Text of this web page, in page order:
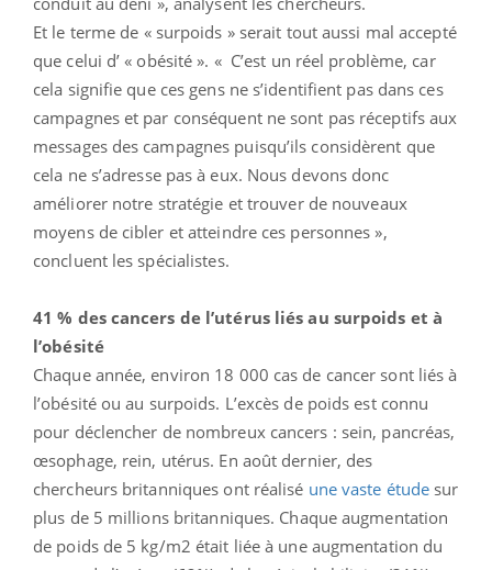
Et le terme de « surpoids » serait tout aussi mal accepté
que celui d’ « obésité ». « C’est un réel problème, car
cela signifie que ces gens ne s’identifient pas dans ces
campagnes et par conséquent ne sont pas réceptifs aux
messages des campagnes puisqu’ils considèrent que
cela ne s’adresse pas à eux. Nous devons donc
améliorer notre stratégie et trouver de nouveaux
moyens de cibler et atteindre ces personnes »,
concluent les spécialistes.
41 % des cancers de l’utérus liés au surpoids et à
l’obésité
Chaque année, environ 18 000 cas de cancer sont liés à
l’obésité ou au surpoids. L’excès de poids est connu
pour déclencher de nombreux cancers : sein, pancréas,
œsophage, rein, utérus. En août dernier, des
chercheurs britanniques ont réalisé une vaste étude sur
plus de 5 millions britanniques. Chaque augmentation
de poids de 5 kg/m2 était liée à une augmentation du